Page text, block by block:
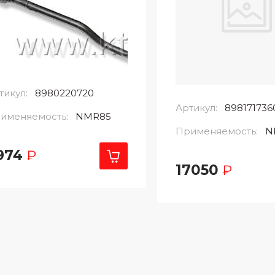
8980220720
NMR85
₽
Артикул:
Применяемость:
17050 ₽